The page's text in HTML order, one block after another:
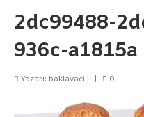
Katalog
Baklavalar
Tepsi Baklava
Tulumba
2dc99488-
936c-a1815a
Yazarı: baklavaci 0